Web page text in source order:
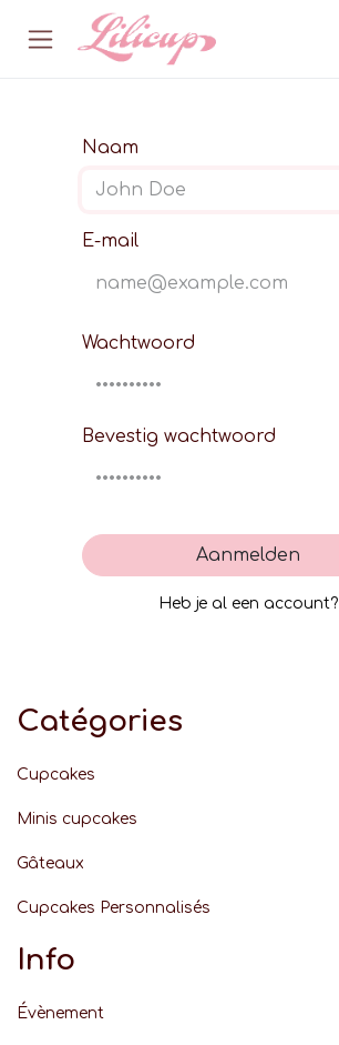
Overslaan naar inhoud
Naam
E-mail
Wachtwoord
Bevestig wachtwoord
Aanmelden
Heb je al een account?
Catégories
Cupcakes
Minis cupcakes
Gâteaux
Cupcakes Personnalisés
Info
Évènement